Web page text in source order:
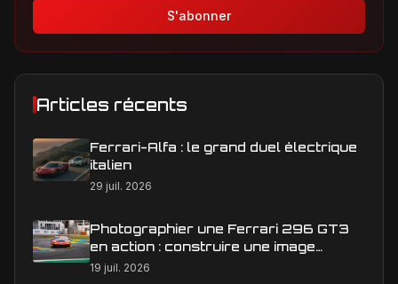
S'abonner
Articles récents
Ferrari-Alfa : le grand duel électrique
italien
29 juil. 2026
Photographier une Ferrari 296 GT3
en action : construire une image
éditoriale qui raconte la course
19 juil. 2026